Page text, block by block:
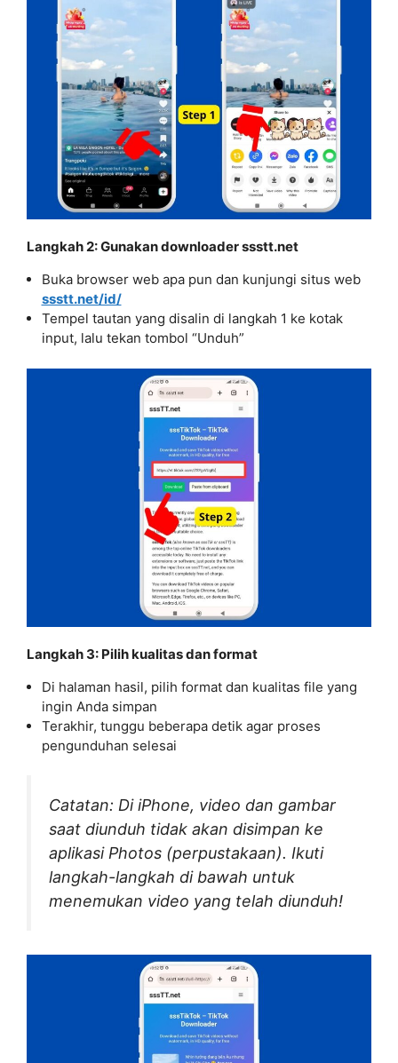
Langkah 2: Gunakan downloader ssstt.net
Buka browser web apa pun dan kunjungi situs web
ssstt.net/id/
Tempel tautan yang disalin di langkah 1 ke kotak
input, lalu tekan tombol “Unduh”
Langkah 3: Pilih kualitas dan format
Di halaman hasil, pilih format dan kualitas file yang
ingin Anda simpan
Terakhir, tunggu beberapa detik agar proses
pengunduhan selesai
Catatan: Di iPhone, video dan gambar
saat diunduh tidak akan disimpan ke
aplikasi Photos (perpustakaan). Ikuti
langkah-langkah di bawah untuk
menemukan video yang telah diunduh!